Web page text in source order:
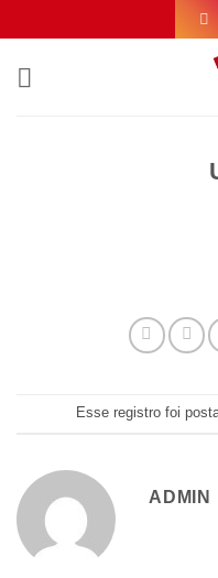
to
content
Esse registro foi
ADMIN